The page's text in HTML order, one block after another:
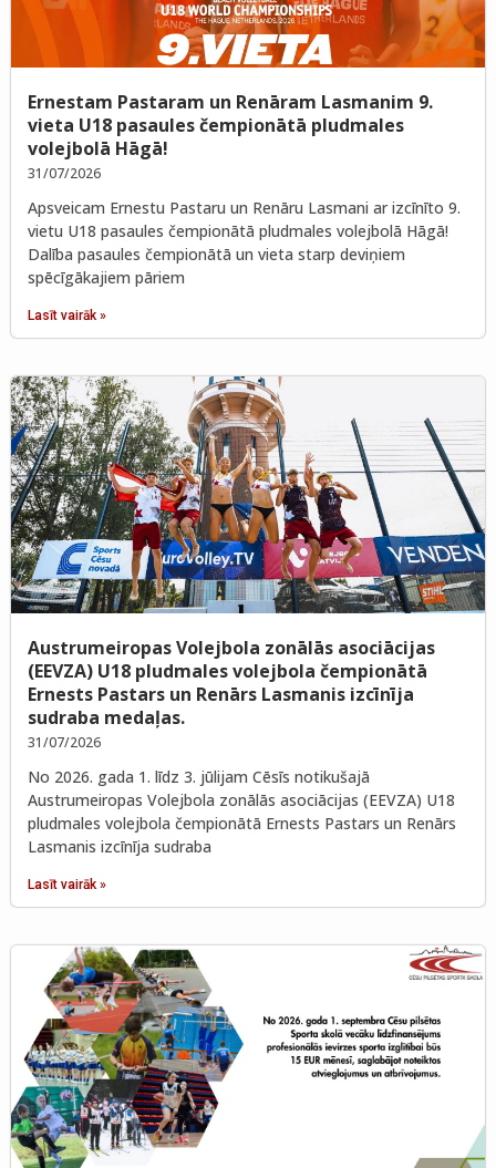
Ernestam Pastaram un Renāram Lasmanim 9.
vieta U18 pasaules čempionātā pludmales
volejbolā Hāgā!
31/07/2026
Apsveicam Ernestu Pastaru un Renāru Lasmani ar izcīnīto 9.
vietu U18 pasaules čempionātā pludmales volejbolā Hāgā!
Dalība pasaules čempionātā un vieta starp deviņiem
spēcīgākajiem pāriem
Lasīt vairāk »
Austrumeiropas Volejbola zonālās asociācijas
(EEVZA) U18 pludmales volejbola čempionātā
Ernests Pastars un Renārs Lasmanis izcīnīja
sudraba medaļas.
31/07/2026
No 2026. gada 1. līdz 3. jūlijam Cēsīs notikušajā
Austrumeiropas Volejbola zonālās asociācijas (EEVZA) U18
pludmales volejbola čempionātā Ernests Pastars un Renārs
Lasmanis izcīnīja sudraba
Lasīt vairāk »